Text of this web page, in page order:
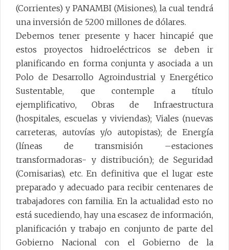
(Corrientes) y PANAMBI (Misiones), la cual tendrá
una inversión de 5200 millones de dólares.
Debemos tener presente y hacer hincapié que
estos proyectos hidroeléctricos se deben ir
planificando en forma conjunta y asociada a un
Polo de Desarrollo Agroindustrial y Energético
Sustentable, que contemple a título
ejemplificativo, Obras de Infraestructura
(hospitales, escuelas y viviendas); Viales (nuevas
carreteras, autovías y/o autopistas); de Energía
(líneas de transmisión –estaciones
transformadoras- y distribución); de Seguridad
(Comisarias), etc. En definitiva que el lugar este
preparado y adecuado para recibir centenares de
trabajadores con familia. En la actualidad esto no
está sucediendo, hay una escasez de información,
planificación y trabajo en conjunto de parte del
Gobierno Nacional con el Gobierno de la